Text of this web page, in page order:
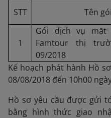
STT Tên
1
Gói dịch vụ
Famtour thị
09/2018
Kế hoạch phát hành Hồ
08/08/2018 đến 10h00
Hồ sơ yêu cầu được gửi
bằng hình thức giao